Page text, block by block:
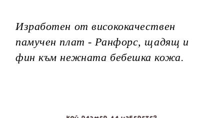
Изработен от висококачествен
памучен плат - Ранфорс, щадящ и
фин към нежната бебешка кожа.